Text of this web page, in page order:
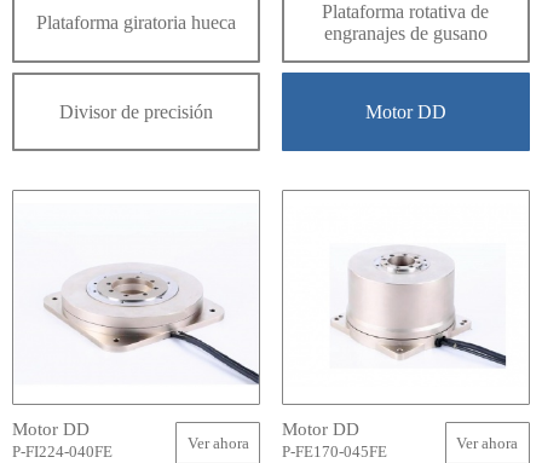
Plataforma giratoria hueca
Plataforma rotativa de
engranajes de gusano
Divisor de precisión Motor DD
Motor DD
P-FI224-040FE Ver ahora
Motor DD
P-FE170-045FE Ver ahora